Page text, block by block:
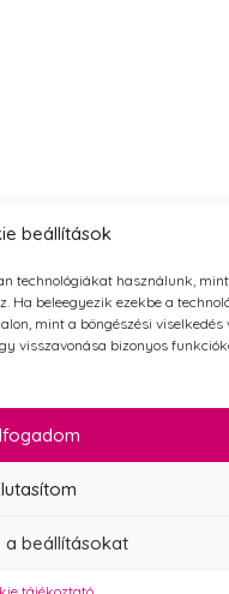
beállítások
technológiákat használunk,
Ha beleegyezik ezekbe a
mint a böngészési viselkedés
visszavonása bizonyos
a beállításokat